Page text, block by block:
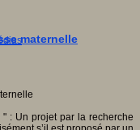
maternelle
: Un projet par la recherche